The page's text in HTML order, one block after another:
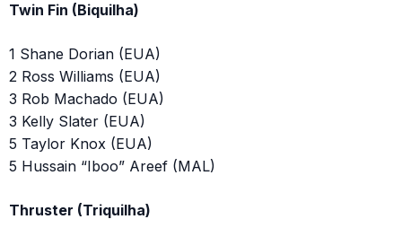
Twin Fin (Biquilha)
1 Shane Dorian (EUA)
2 Ross Williams (EUA)
3 Rob Machado (EUA)
3 Kelly Slater (EUA)
5 Taylor Knox (EUA)
5 Hussain “Iboo” Areef (MAL)
Thruster (Triquilha)